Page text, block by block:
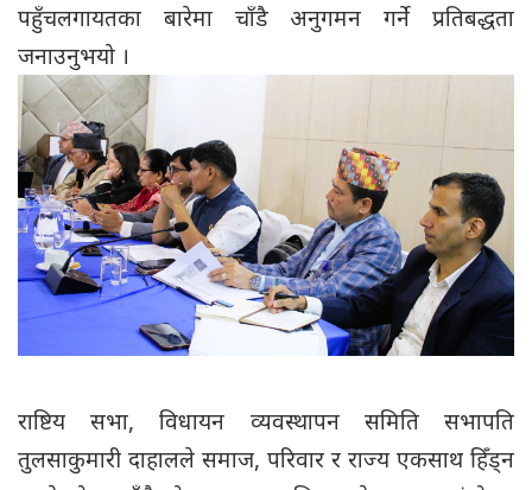
पहुँचलगायतका बारेमा चाँडै अनुगमन गर्ने प्रतिबद्धता
जनाउनुभयो ।
राष्टिय सभा, विधायन व्यवस्थापन समिति सभापति
तुलसाकुमारी दाहालले समाज, परिवार र राज्य एकसाथ हिँड्न